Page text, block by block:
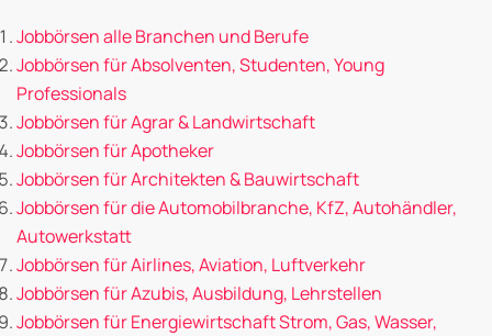
Jobbörsen alle Branchen und Berufe
Jobbörsen für Absolventen, Studenten, Young
Professionals
Jobbörsen für Agrar & Landwirtschaft
Jobbörsen für Apotheker
Jobbörsen für Architekten & Bauwirtschaft
Jobbörsen für die Automobilbranche, KfZ, Autohändler,
Autowerkstatt
Jobbörsen für Airlines, Aviation, Luftverkehr
Jobbörsen für Azubis, Ausbildung, Lehrstellen
Jobbörsen für Energiewirtschaft Strom, Gas, Wasser,